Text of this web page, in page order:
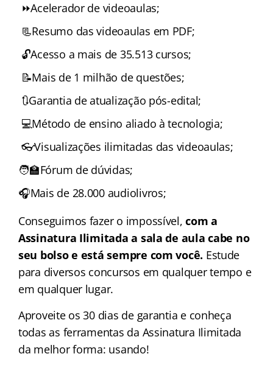
⏩Acelerador de videoaulas;
📃Resumo das videoaulas em PDF;
🔓Acesso a mais de 35.513 cursos;
📝Mais de 1 milhão de questões;
🔃Garantia de atualização pós-edital;
💻Método de ensino aliado à tecnologia;
👓Visualizações ilimitadas das videoaulas;
🧑‍🏫Fórum de dúvidas;
🎧Mais de 28.000 audiolivros;
Conseguimos fazer o impossível,com a
Assinatura Ilimitada a sala de aula cabe no
seu bolso e está sempre com você. Estude
para diversos concursos em qualquer tempo e
em qualquer lugar.
Aproveite os 30 dias de garantia e conheça
todas as ferramentas da Assinatura Ilimitada
da melhor forma: usando!